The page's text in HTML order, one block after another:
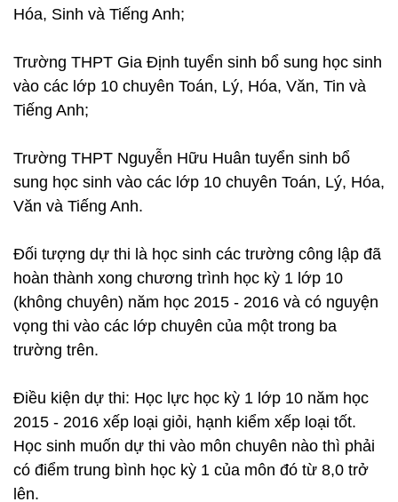
Hóa, Sinh và Tiếng Anh;
Trường THPT Gia Định tuyển sinh bổ sung học sinh
vào các lớp 10 chuyên Toán, Lý, Hóa, Văn, Tin và
Tiếng Anh;
Trường THPT Nguyễn Hữu Huân tuyển sinh bổ
sung học sinh vào các lớp 10 chuyên Toán, Lý, Hóa,
Văn và Tiếng Anh.
Đối tượng dự thi là học sinh các trường công lập đã
hoàn thành xong chương trình học kỳ 1 lớp 10
(không chuyên) năm học 2015 - 2016 và có nguyện
vọng thi vào các lớp chuyên của một trong ba
trường trên.
Điều kiện dự thi: Học lực học kỳ 1 lớp 10 năm học
2015 - 2016 xếp loại giỏi, hạnh kiểm xếp loại tốt.
Học sinh muốn dự thi vào môn chuyên nào thì phải
có điểm trung bình học kỳ 1 của môn đó từ 8,0 trở
lên.